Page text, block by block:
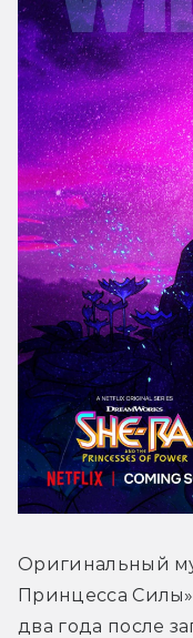
Оригинальный
Принцесса Силы»
два года после